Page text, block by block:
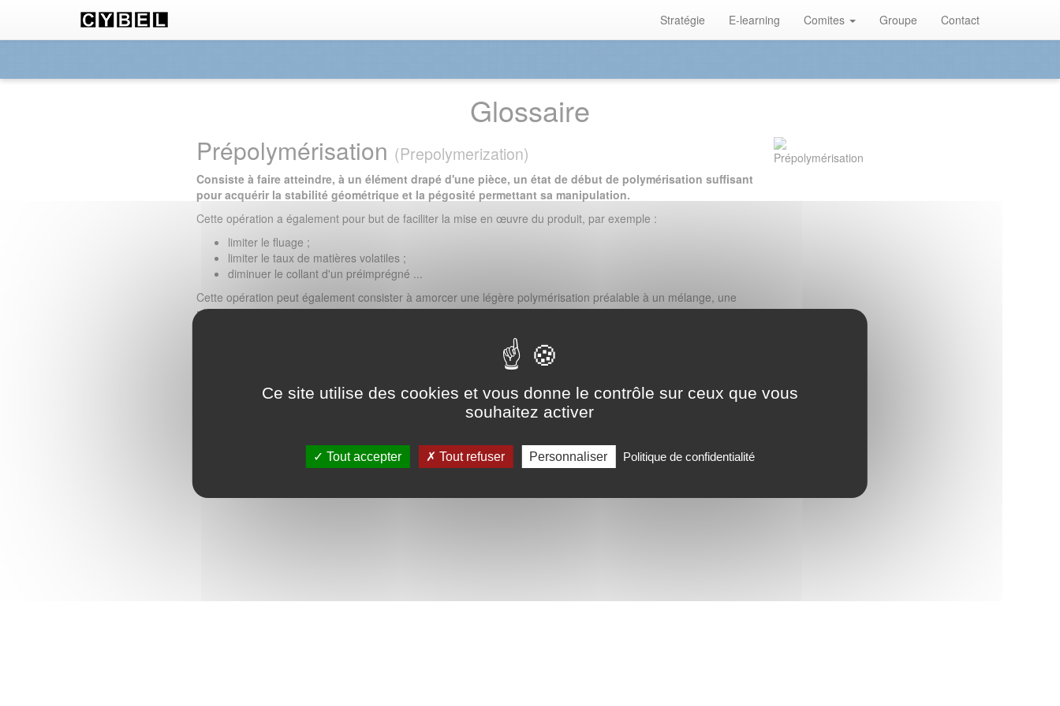
Stratégie E-learning Comites Groupe Contact
Glossaire
Prépolymérisation (Prepolymerization)
Consiste à faire atteindre, à un élément drapé d'une pièce, un état de début de polymérisation suffisant
pour acquérir la stabilité géométrique et la pégosité permettant sa manipulation.
Cette opération a également pour but de faciliter la mise en œuvre du produit, par exemple :
limiter le fluage ;
limiter le taux de matières volatiles ;
diminuer le collant d'un préimprégné ...
Cette opération peut également consister à amorcer une légère polymérisation préalable à un mélange, une
résine ou un préimprégné afin de le rendre plus adapté à sa mise en œuvre ultérieure.
La prépolymérisation permet le stockage de sous-ensembles d'une pièce en attendant l'assemblage en
monophase à l'occasion de la polymérisation de l'ensemble des éléments de la pièce.
Ce site utilise des cookies et vous donne le contrôle sur ceux que vous
souhaitez activer
Tout accepter Tout refuser Personnaliser Politique de confidentialité